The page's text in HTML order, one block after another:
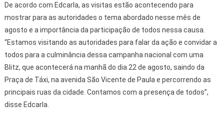
De acordo com Edcarla, as visitas estão acontecendo para
mostrar para as autoridades o tema abordado nesse mês de
agosto e a importância da participação de todos nessa causa.
“Estamos visitando as autoridades para falar da ação e convidar a
todos para a culminância dessa campanha nacional com uma
Blitz, que acontecerá na manhã do dia 22 de agosto, saindo da
Praça de Táxi, na avenida São Vicente de Paula e percorrendo as
principais ruas da cidade. Contamos com a presença de todos”,
disse Edcarla.